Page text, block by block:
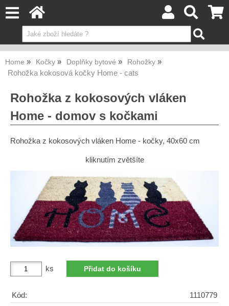
Home Kočky Doplňky bytové Rohožky
Rohožka kokosová kočky Home - cats
Rohožka z kokosových vláken
Home - domov s kočkami
Rohožka z kokosových vláken Home - kočky, 40x60 cm
kliknutím zvětšíte
ks
Kód: 1110779